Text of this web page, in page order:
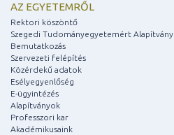
AZ EGYETEMRŐL
Rektori köszöntő
Szegedi Tudományegyetemért Alapítvány
Bemutatkozás
Szervezeti felépítés
Közérdekű adatok
Esélyegyenlőség
E-ügyintézés
Alapítványok
Professzori kar
Akadémikusaink